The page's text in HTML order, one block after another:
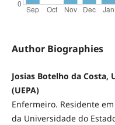
Author Biographies
Josias Botelho da Costa,
(UEPA)
Enfermeiro. Residente
da Universidade do